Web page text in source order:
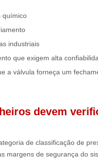
químico
industriais
que exigem alta
a válvula forneça um
devem
de classificação de
margens de segurança do